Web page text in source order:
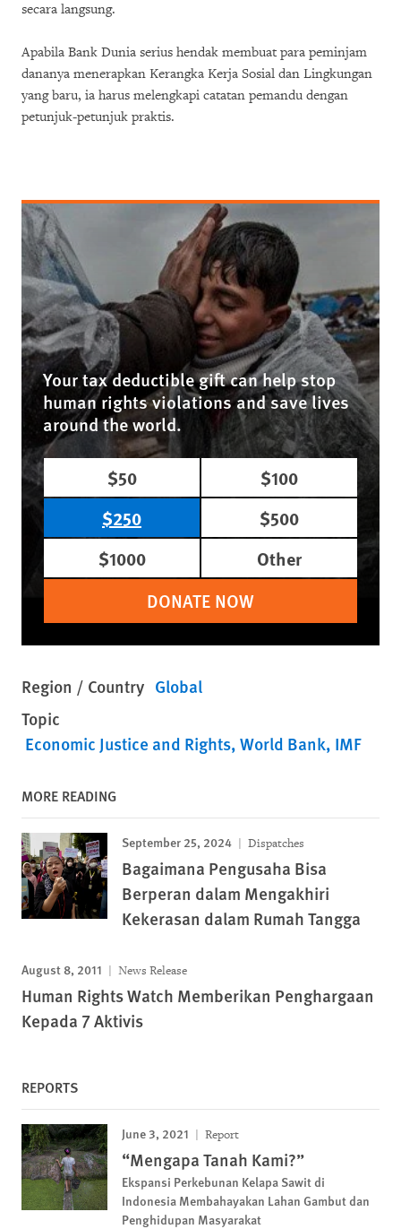
secara langsung.
Apabila Bank Dunia serius hendak membuat para peminjam
dananya menerapkan Kerangka Kerja Sosial dan Lingkungan
yang baru, ia harus melengkapi catatan pemandu dengan
petunjuk-petunjuk praktis.
Your tax deductible gift can help stop
human rights violations and save lives
around the world.
$50
$100
$250
$500
$1000
Other
DONATE NOW
Region / Country Global
Topic
Economic Justice and Rights World Bank, IMF
MORE READING
September 25, 2024 Dispatches
Bagaimana Pengusaha Bisa
Berperan dalam Mengakhiri
Kekerasan dalam Rumah Tangga
August 8, 2011 News Release
Human Rights Watch Memberikan Penghargaan
Kepada 7 Aktivis
REPORTS
June 3, 2021 Report
“Mengapa Tanah Kami?”
Ekspansi Perkebunan Kelapa Sawit di
Indonesia Membahayakan Lahan Gambut dan
Penghidupan Masyarakat